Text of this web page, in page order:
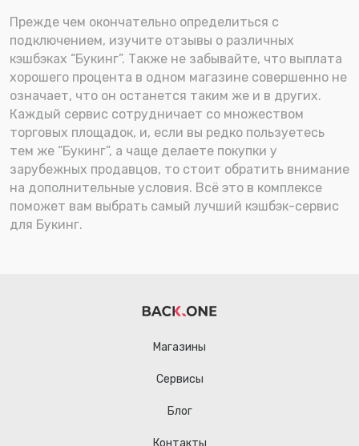
Прежде чем окончательно определиться с
подключением, изучите отзывы о различных
кэшбэках “Букинг”. Также не забывайте, что выплата
хорошего процента в одном магазине совершенно не
означает, что он останется таким же и в других.
Каждый сервис сотрудничает со множеством
торговых площадок, и, если вы редко пользуетесь
тем же “Букинг”, а чаще делаете покупки у
зарубежных продавцов, то стоит обратить внимание
на дополнительные условия. Всё это в комплексе
поможет вам выбрать самый лучший кэшбэк-сервис
для Букинг.
Магазины
Сервисы
Блог
Контакты